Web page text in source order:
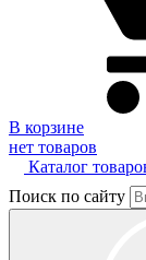
В корзине
нет товаров
Каталог
Поиск по сайту